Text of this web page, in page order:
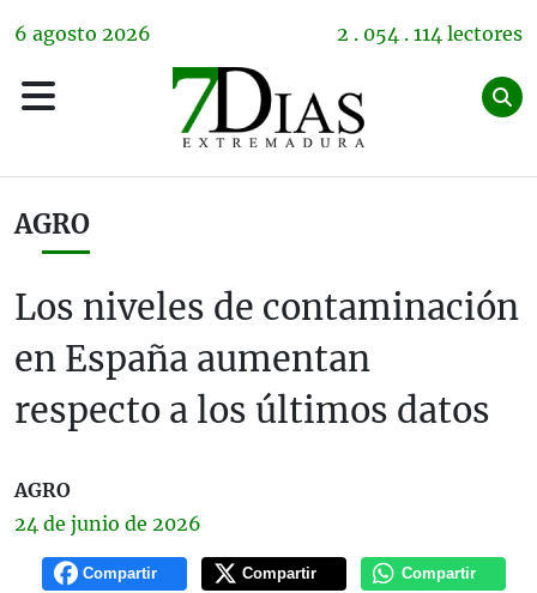
6 agosto 2026 2 . 054 . 114 lectores
AGRO
Los niveles de contaminación
en España aumentan
respecto a los últimos datos
AGRO
24 de junio de 2026
Compartir Compartir Compartir